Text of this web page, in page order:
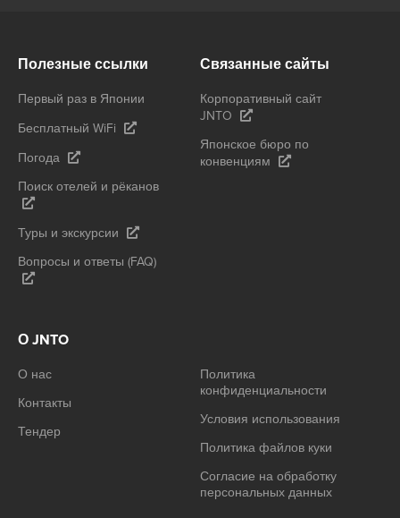
Полезные ссылки
Первый раз в Японии
Бесплатный WiFi
Погода
Поиск отелей и рёканов
Туры и экскурсии
Вопросы и ответы (FAQ)
Связанные сайты
Корпоративный сайт
JNTO
Японское бюро по
конвенциям
О JNTO
О нас
Контакты
Тендер
Политика
конфиденциальности
Условия использования
Политика файлов куки
Согласие на обработку
персональных данных